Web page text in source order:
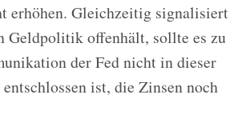
erhöhen. Gleichzeitig signalisiert
Geldpolitik offenhält, sollte es zu
der Fed nicht in dieser
ist, die Zinsen noch